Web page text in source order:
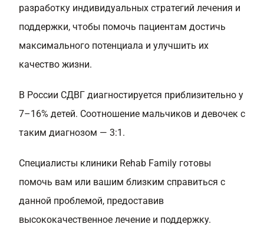
разработку индивидуальных стратегий лечения и
поддержки, чтобы помочь пациентам достичь
максимального потенциала и улучшить их
качество жизни.
В России СДВГ диагностируется приблизительно у
7–16% детей. Соотношение мальчиков и девочек с
таким диагнозом — 3:1.
Специалисты клиники Rehab Family готовы
помочь вам или вашим близким справиться с
данной проблемой, предоставив
высококачественное лечение и поддержку.